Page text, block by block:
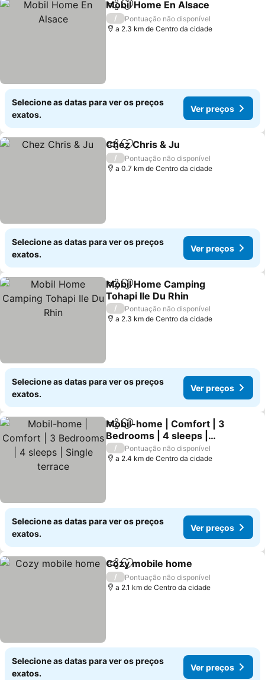
PartilharAdicionar aos favoritos
Mobil Home En Alsace
/
Pontuação não disponível
a 2.3 km de Centro da cidade
Selecione as datas para ver os preços
exatos.
Ver preços
PartilharAdicionar aos favoritos
Chez Chris & Ju
/
Pontuação não disponível
a 0.7 km de Centro da cidade
Selecione as datas para ver os preços
exatos.
Ver preços
PartilharAdicionar aos favoritos
Mobil Home Camping
Tohapi Ile Du Rhin
/
Pontuação não disponível
a 2.3 km de Centro da cidade
Selecione as datas para ver os preços
exatos.
Ver preços
PartilharAdicionar aos favoritos
Mobil-home | Comfort | 3
Bedrooms | 4 sleeps |
Single terrace
/
Pontuação não disponível
a 2.4 km de Centro da cidade
Selecione as datas para ver os preços
exatos.
Ver preços
PartilharAdicionar aos favoritos
Cozy mobile home
/
Pontuação não disponível
a 2.1 km de Centro da cidade
Selecione as datas para ver os preços
exatos.
Ver preços